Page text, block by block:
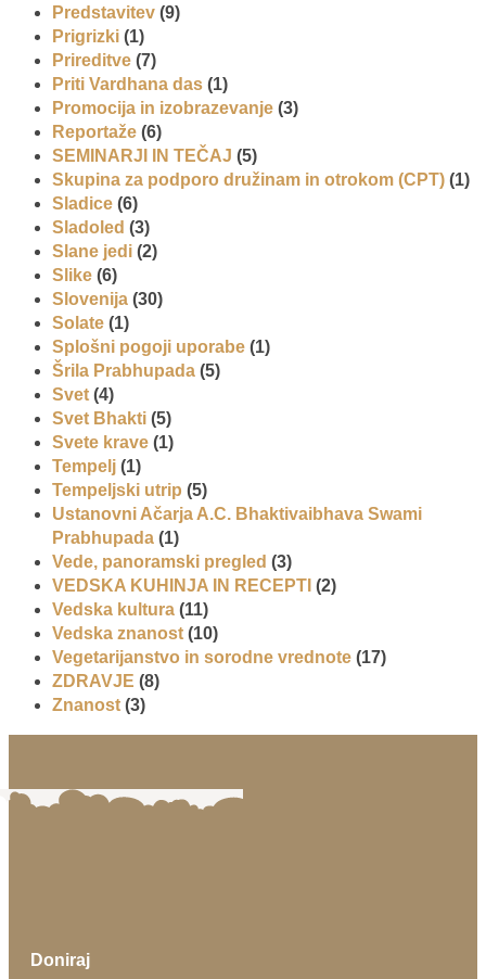
Predstavitev (9)
Prigrizki (1)
Prireditve (7)
Priti Vardhana das (1)
Promocija in izobrazevanje (3)
Reportaže (6)
SEMINARJI IN TEČAJ (5)
Skupina za podporo družinam in otrokom (CPT) (1)
Sladice (6)
Sladoled (3)
Slane jedi (2)
Slike (6)
Slovenija (30)
Solate (1)
Splošni pogoji uporabe (1)
Šrila Prabhupada (5)
Svet (4)
Svet Bhakti (5)
Svete krave (1)
Tempelj (1)
Tempeljski utrip (5)
Ustanovni Ačarja A.C. Bhaktivaibhava Swami
Prabhupada (1)
Vede, panoramski pregled (3)
VEDSKA KUHINJA IN RECEPTI (2)
Vedska kultura (11)
Vedska znanost (10)
Vegetarijanstvo in sorodne vrednote (17)
ZDRAVJE (8)
Znanost (3)
Doniraj